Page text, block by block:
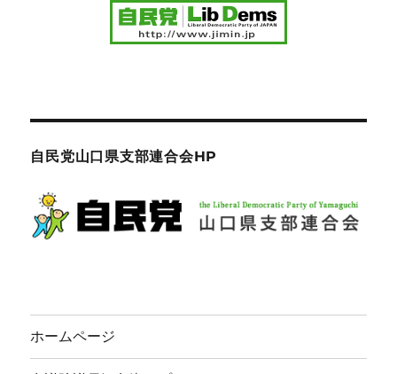
自民党山口県支部連合会HP
ホームページ